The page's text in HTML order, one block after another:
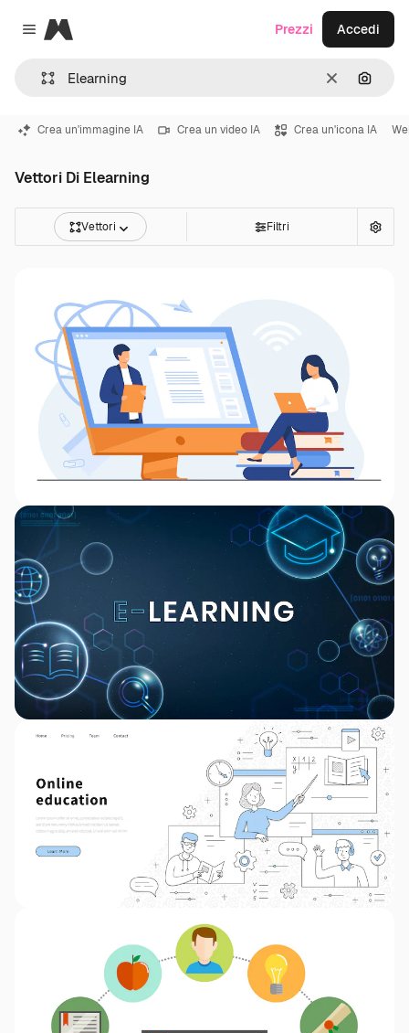
Close menu
Magnific
CancellaCerca
Prezzi Accedi
Crea un'immagine IA Crea un video IA Crea un'icona IA
Vettori Di Elearning
Vettori Filtri